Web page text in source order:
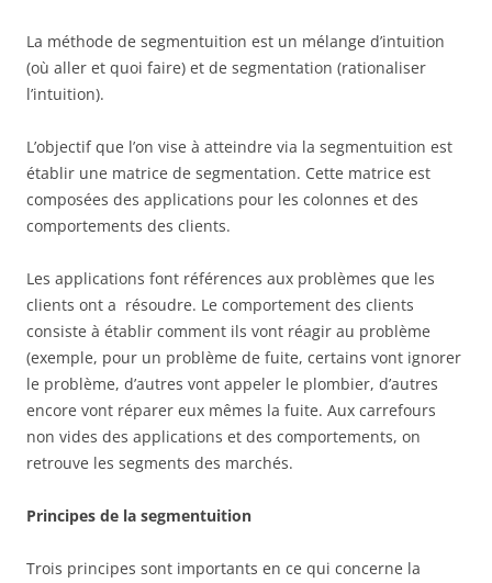
La méthode de segmentuition est un mélange d’intuition
(où aller et quoi faire) et de segmentation (rationaliser
l’intuition).
L’objectif que l’on vise à atteindre via la segmentuition est
établir une matrice de segmentation. Cette matrice est
composées des applications pour les colonnes et des
comportements des clients.
Les applications font références aux problèmes que les
clients ont a résoudre. Le comportement des clients
consiste à établir comment ils vont réagir au problème
(exemple, pour un problème de fuite, certains vont ignorer
le problème, d’autres vont appeler le plombier, d’autres
encore vont réparer eux mêmes la fuite. Aux carrefours
non vides des applications et des comportements, on
retrouve les segments des marchés.
Principes de la segmentuition
Trois principes sont importants en ce qui concerne la